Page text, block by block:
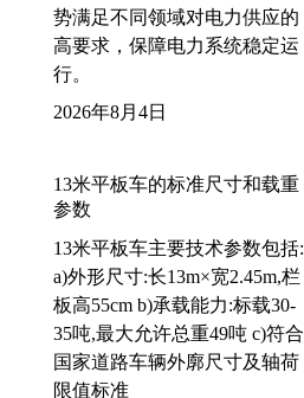
势满足不同领域对电力供应的
高要求，保障电力系统稳定运
行。
2026年8月4日
13米平板车的标准尺寸和载重
参数
13米平板车主要技术参数包括:
a)外形尺寸:长13m×宽2.45m,栏
板高55cm b)承载能力:标载30-
35吨,最大允许总重49吨 c)符合
国家道路车辆外廓尺寸及轴荷
限值标准